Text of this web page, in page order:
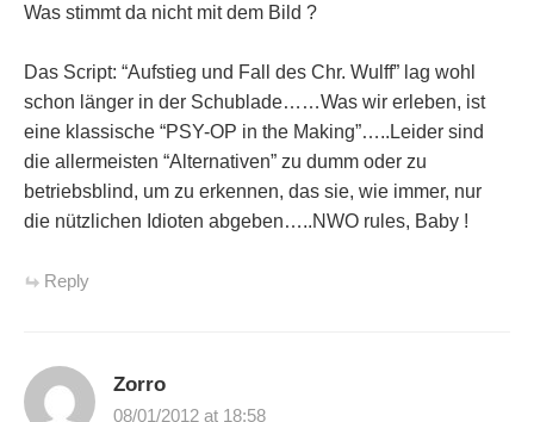
Was stimmt da nicht mit dem Bild ?
Das Script: “Aufstieg und Fall des Chr. Wulff” lag wohl
schon länger in der Schublade……Was wir erleben, ist
eine klassische “PSY-OP in the Making”…..Leider sind
die allermeisten “Alternativen” zu dumm oder zu
betriebsblind, um zu erkennen, das sie, wie immer, nur
die nützlichen Idioten abgeben…..NWO rules, Baby !
Reply
Zorro
08/01/2012 at 18:58